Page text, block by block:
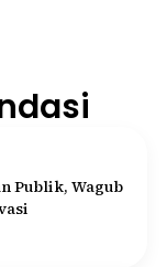
Publik, Wagub